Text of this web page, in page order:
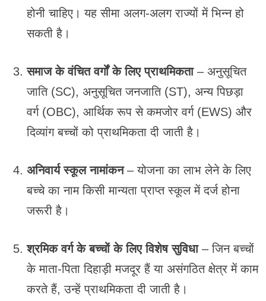
होनी चाहिए। यह सीमा अलग-अलग राज्यों में भिन्न हो
सकती है।
समाज के वंचित वर्गों के लिए प्राथमिकता– अनुसूचित
जाति (SC), अनुसूचित जनजाति (ST), अन्य पिछड़ा
वर्ग (OBC), आर्थिक रूप से कमजोर वर्ग (EWS) और
दिव्यांग बच्चों को प्राथमिकता दी जाती है।
अनिवार्य स्कूल नामांकन– योजना का लाभ लेने के लिए
बच्चे का नाम किसी मान्यता प्राप्त स्कूल में दर्ज होना
जरूरी है।
श्रमिक वर्ग के बच्चों के लिए विशेष सुविधा– जिन बच्चों
के माता-पिता दिहाड़ी मजदूर हैं या असंगठित क्षेत्र में काम
करते हैं, उन्हें प्राथमिकता दी जाती है।